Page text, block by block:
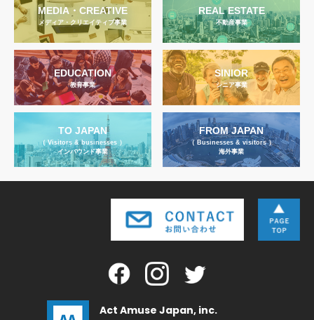
MEDIA・CREATIVE
メディア・クリエイティブ事業
REAL ESTATE
不動産事業
EDUCATION
教育事業
SINIOR
シニア事業
TO JAPAN
（ Visitors & businesses ）
インバウンド事業
FROM JAPAN
（ Businesses & visitors ）
海外事業
Act Amuse Japan, inc.